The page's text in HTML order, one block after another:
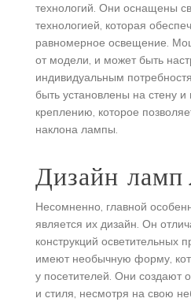
технологий. Они оснащены
технологией, которая
равномерное освещение.
от модели, и может быть
индивидуальным
быть установлены на стену и
креплению, которое
наклона лампы.
Дизайн
Несомненно, главной
является их дизайн. Он
конструкций
имеют необычную форму,
у посетителей. Они создают
и стиля, несмотря на свою